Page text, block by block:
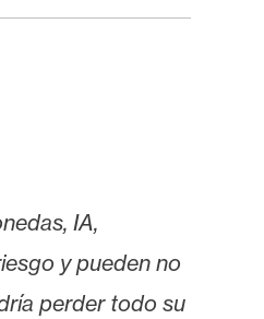
IA,
y pueden no
perder todo su